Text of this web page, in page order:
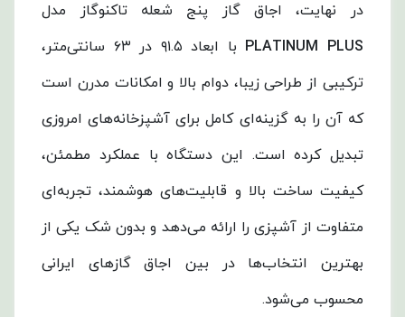
در نهایت، اجاق گاز پنج شعله تاکنوگاز مدل
PLATINUM PLUS
با ابعاد ۹۱.۵ در ۶۳ سانتی‌متر،
ترکیبی از طراحی زیبا، دوام بالا و امکانات مدرن است
که آن را به گزینه‌ای کامل برای آشپزخانه‌های امروزی
تبدیل کرده است. این دستگاه با عملکرد مطمئن،
کیفیت ساخت بالا و قابلیت‌های هوشمند، تجربه‌ای
متفاوت از آشپزی را ارائه می‌دهد و بدون شک یکی از
بهترین انتخاب‌ها در بین اجاق گازهای ایرانی
محسوب می‌شود.